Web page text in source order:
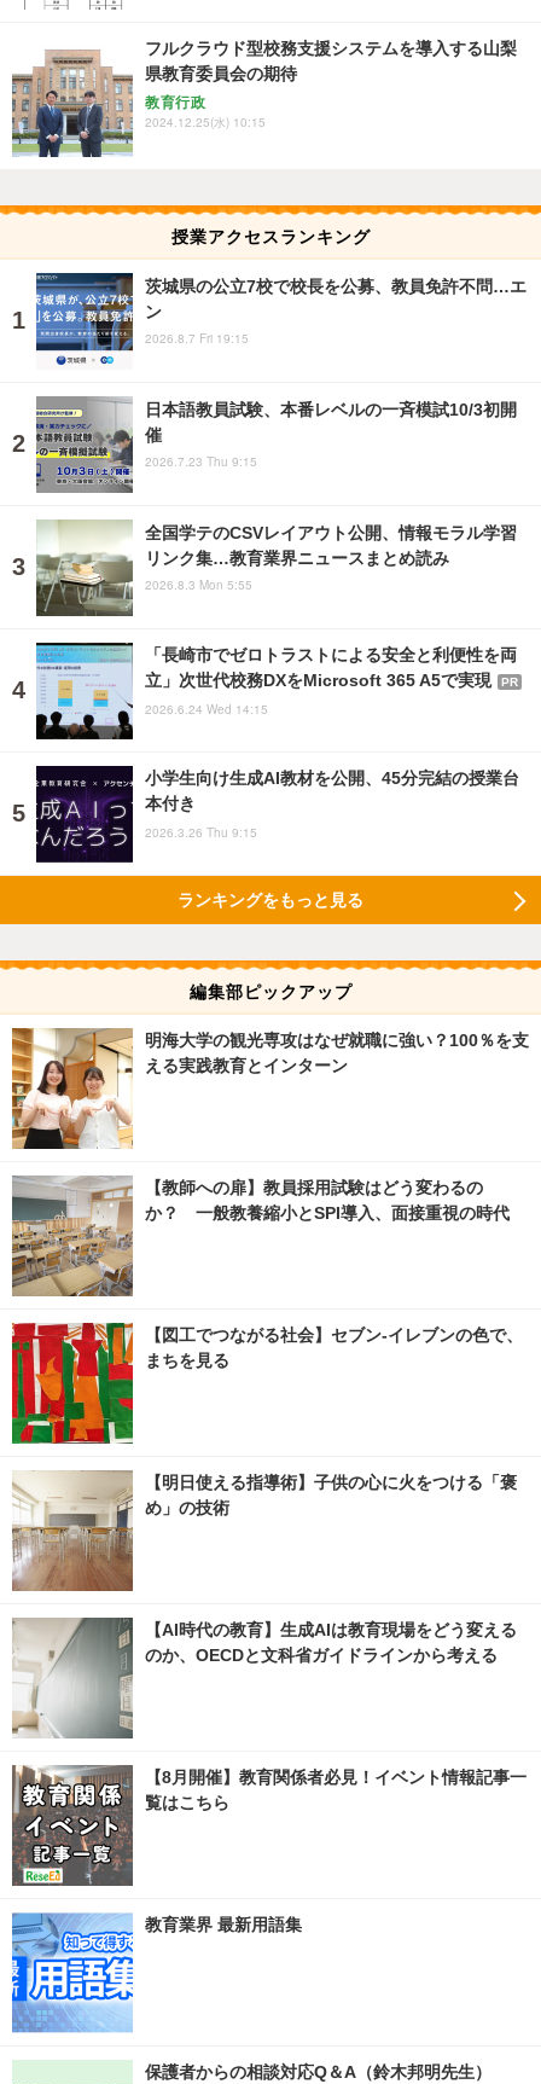
フルクラウド型校務支援システムを導入する山梨
県教育委員会の期待
教育行政
2024.12.25(水) 10:15
授業アクセスランキング
茨城県の公立7校で校長を公募、教員免許不問…エ
ン
2026.8.7 Fri 19:15
日本語教員試験、本番レベルの一斉模試10/3初開
催
2026.7.23 Thu 9:15
全国学テのCSVレイアウト公開、情報モラル学習
リンク集…教育業界ニュースまとめ読み
2026.8.3 Mon 5:55
「長崎市でゼロトラストによる安全と利便性を両
立」次世代校務DXをMicrosoft 365 A5で実現
PR
2026.6.24 Wed 14:15
小学生向け生成AI教材を公開、45分完結の授業台
本付き
2026.3.26 Thu 9:15
ランキングをもっと見る
編集部ピックアップ
明海大学の観光専攻はなぜ就職に強い？100％を支
える実践教育とインターン
【教師への扉】教員採用試験はどう変わるの
か？ 一般教養縮小とSPI導入、面接重視の時代
【図工でつながる社会】セブン‐イレブンの色で、
まちを見る
【明日使える指導術】子供の心に火をつける「褒
め」の技術
【AI時代の教育】生成AIは教育現場をどう変える
のか、OECDと文科省ガイドラインから考える
【8月開催】教育関係者必見！イベント情報記事一
覧はこちら
教育業界 最新用語集
保護者からの相談対応Q＆A（鈴木邦明先生）